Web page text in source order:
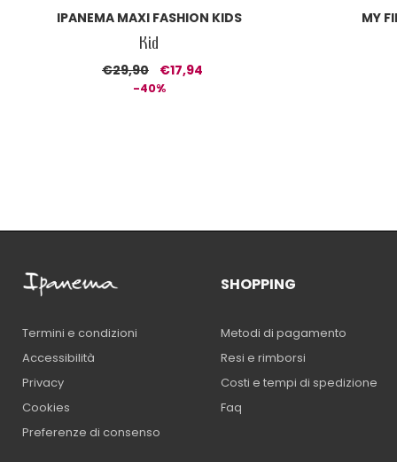
IPANEMA MAXI FASHION KIDS
Kid
€29,90 €17,94
-40%
MY
Termini e condizioni
Accessibilità
Privacy
Cookies
Preferenze di consenso
SHOPPING
Metodi di pagamento
Resi e rimborsi
Costi e tempi di spedizione
Faq